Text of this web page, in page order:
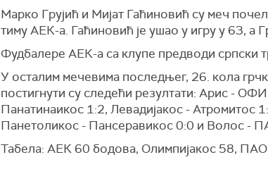
Марко Грујић и Мијат Гаћиновић су меч
тиму АЕК-а. Гаћиновић је ушао у игру у 63, а
Фудбалере АЕК-а са клупе предводи српски
У осталим мечевима последњег, 26. кола
постигнути су следећи резултати: Арис -
Панатинаикос 1:2, Левадијакос - Атромитос
Панетоликос - Пансеравикос 0:0 и Волос -
Табела: АЕК 60 бодова, Олимпијакос 58,